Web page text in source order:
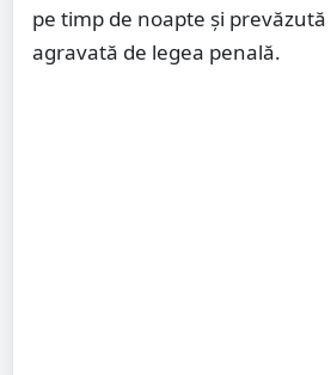
pe timp de noapte și
agravată de legea penală.